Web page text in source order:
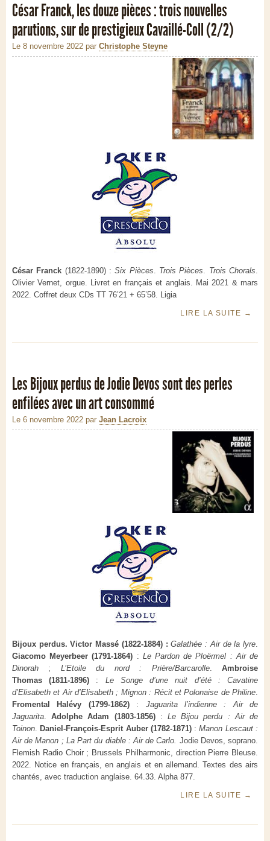
César Franck, les douze pièces : trois nouvelles
parutions, sur de prestigieux Cavaillé-Coll (2/2)
Le 8 novembre 2022 par Christophe Steyne
César Franck (1822-1890) :Six Pièces. Trois Pièces. Trois Chorals.
Olivier Vernet, orgue. Livret en français et anglais. Mai 2021 & mars
2022. Coffret deux CDs TT 76’21 + 65’58. Ligia
LIRE LA SUITE →
Les Bijoux perdus de Jodie Devos sont des perles
enfilées avec un art consommé
Le 6 novembre 2022 par Jean Lacroix
Bijoux perdus. Victor Massé (1822-1884) :Galathée : Air de la lyre.
Giacomo Meyerbeer (1791-1864) : Le Pardon de Ploërmel : Air de
Dinorah ; L’Etoile du nord : Prière/Barcarolle.Ambroise
Thomas (1811-1896) : Le Songe d’une nuit d’été : Cavatine
d’Elisabeth et Air d’Elisabeth ; Mignon : Récit et Polonaise de Philine.
Fromental Halévy (1799-1862) : Jaguarita l’indienne : Air de
Jaguarita.Adolphe Adam (1803-1856):Le Bijou perdu : Air de
Toinon. Daniel-François-Esprit Auber (1782-1871):Manon Lescaut :
Air de Manon ; La Part du diable : Air de Carlo. Jodie Devos, soprano.
Flemish Radio Choir ; Brussels Philharmonic, direction Pierre Bleuse.
2022. Notice en français, en anglais et en allemand. Textes des airs
chantés, avec traduction anglaise. 64.33. Alpha 877.
LIRE LA SUITE →